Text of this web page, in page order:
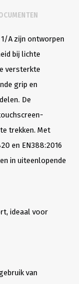
A zijn ontworpen
bij lichte
versterkte
grip en
De
trekken. Met
en EN388:2016
in uiteenlopende
ideaal voor
van